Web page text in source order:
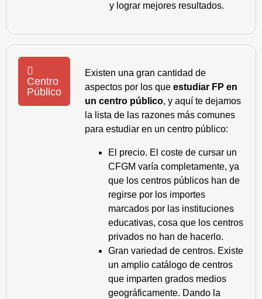
y lograr mejores resultados.
Centro
Público
Existen una gran cantidad de
aspectos por los que estudiar FP en
un centro público, y aquí te dejamos
la lista de las razones más comunes
para estudiar en un centro público:
El precio. El coste de cursar un
CFGM varía completamente, ya
que los centros públicos han de
regirse por los importes
marcados por las instituciones
educativas, cosa que los centros
privados no han de hacerlo.
Gran variedad de centros. Existe
un amplio catálogo de centros
que imparten grados medios
geográficamente. Dando la